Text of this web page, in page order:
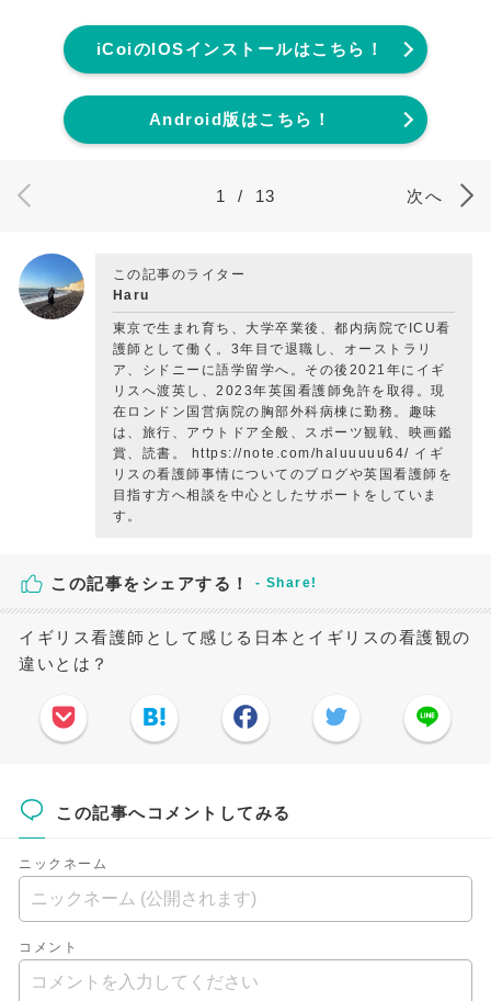
iCoiのIOSインストールはこちら！
Android版はこちら！
1 / 13 次へ
この記事のライター
Haru
東京で生まれ育ち、大学卒業後、都内病院でICU看
護師として働く。3年目で退職し、オーストラリ
ア、シドニーに語学留学へ。その後2021年にイギ
リスへ渡英し、2023年英国看護師免許を取得。現
在ロンドン国営病院の胸部外科病棟に勤務。趣味
は、旅行、アウトドア全般、スポーツ観戦、映画鑑
賞、読書。 https://note.com/haluuuuu64/ イギ
リスの看護師事情についてのブログや英国看護師を
目指す方へ相談を中心としたサポートをしていま
す。
この記事をシェアする！
イギリス看護師として感じる日本とイギリスの看護観の
違いとは？
この記事へコメントしてみる
ニックネーム
コメント